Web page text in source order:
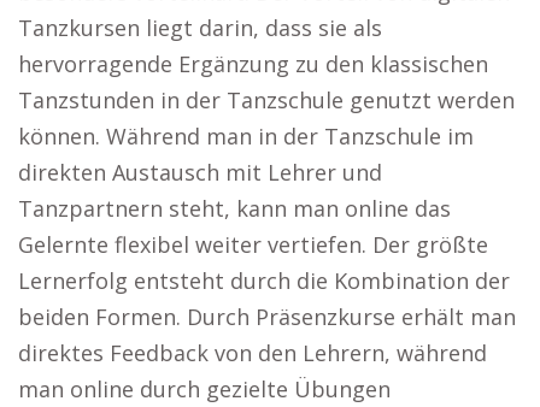
Tanzkursen liegt darin, dass sie als
hervorragende Ergänzung zu den klassischen
Tanzstunden in der Tanzschule genutzt werden
können. Während man in der Tanzschule im
direkten Austausch mit Lehrer und
Tanzpartnern steht, kann man online das
Gelernte flexibel weiter vertiefen. Der größte
Lernerfolg entsteht durch die Kombination der
beiden Formen. Durch Präsenzkurse erhält man
direktes Feedback von den Lehrern, während
man online durch gezielte Übungen